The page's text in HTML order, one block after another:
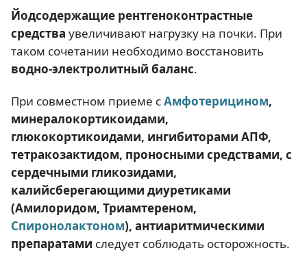
Йодсодержащие рентгеноконтрастные
средства увеличивают нагрузку на почки. При
таком сочетании необходимо восстановить
водно-электролитный баланс.
При совместном приеме сАмфотерицином,
минералокортикоидами,
глюкокортикоидами, ингибиторами АПФ,
тетракозактидом, проносными средствами, с
сердечными гликозидами,
калийсберегающими диуретиками
(Амилоридом, Триамтереном,
Спиронолактоном), антиаритмическими
препаратами следует соблюдать осторожность.